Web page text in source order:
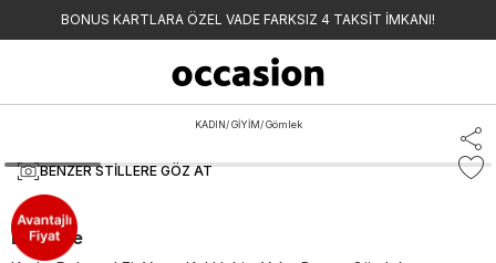
BONUS KARTLARA ÖZEL VADE FARKSIZ 4 TAKSİT İMKANI!
KADIN/ GİYİM/ Gömlek
BENZER STILLERE GÖZ AT
Lacoste